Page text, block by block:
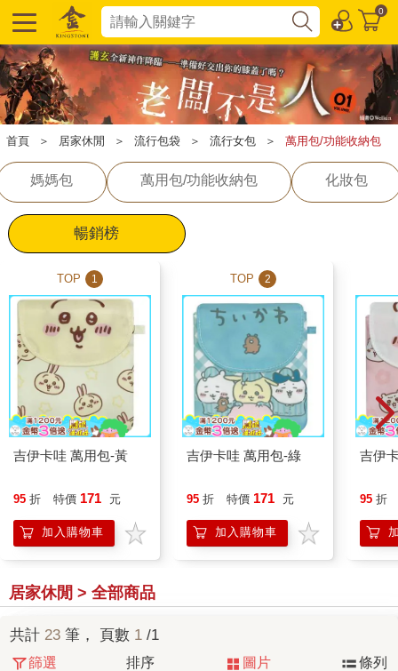
0
首頁 ＞ 居家休閒 ＞ 流行包袋 ＞ 流行女包 ＞ 萬用包/功能收納包
媽媽包 萬用包/功能收納包 化妝包
暢銷榜
TOP 1
吉伊卡哇 萬用包-黃
95 折 特價 171 元
加入購物車
TOP 2
吉伊卡哇 萬用包-綠
95 折 特價 171 元
加入購物車
吉伊
95 折
居家休閒 > 全部商品
共計 23 筆， 頁數 1 /1
篩選 排序 圖片 條列